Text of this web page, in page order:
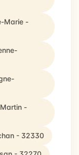
Marie -
-
- 32330